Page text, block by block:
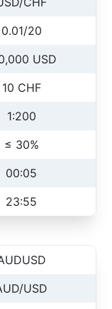
0.01/20
USD
10 CHF
1:200
≤ 30%
00:05
23:55
USD